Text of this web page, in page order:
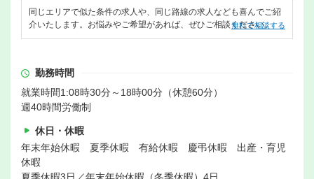
同じエリアで似た条件の求人や、同じ路線の求人なども喜んでご紹
介いたします。お悩みやご希望があれば、ぜひご相談ください。
無料で相談する
勤務時間
就業時間1:08時30分～18時00分（休憩60分）
週40時間労働制
休日・休暇
年末年始休暇 夏季休暇 有給休暇 慶弔休暇 出産・育児
休暇